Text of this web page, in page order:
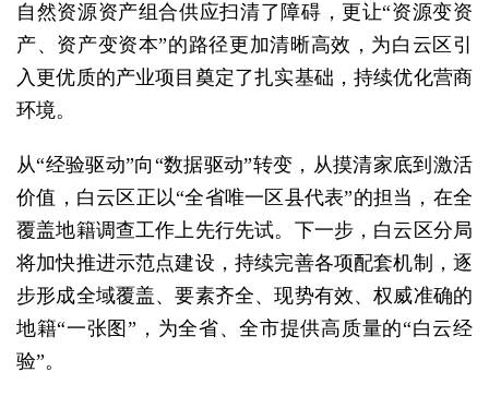
自然资源资产组合供应扫清了障碍，更让“资源变资
产、资产变资本”的路径更加清晰高效，为白云区引
入更优质的产业项目奠定了扎实基础，持续优化营商
环境。
从“经验驱动”向“数据驱动”转变，从摸清家底到激活
价值，白云区正以“全省唯一区县代表”的担当，在全
覆盖地籍调查工作上先行先试。下一步，白云区分局
将加快推进示范点建设，持续完善各项配套机制，逐
步形成全域覆盖、要素齐全、现势有效、权威准确的
地籍“一张图”，为全省、全市提供高质量的“白云经
验”。